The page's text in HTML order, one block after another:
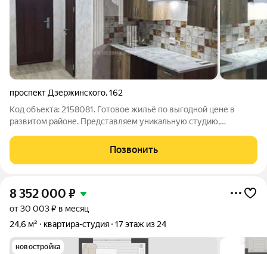
проспект Дзержинского,162
Код объекта: 2158081. Готовое жильё по выгодной цене в
развитом районе. Представляем уникальную студию,
доступности и функциональности. По документам комната в
Позвонить
8 352 000 ₽
от 30 003 ₽ в месяц
24,6 м²
квартира-студия 17 этаж из 24
новостройка